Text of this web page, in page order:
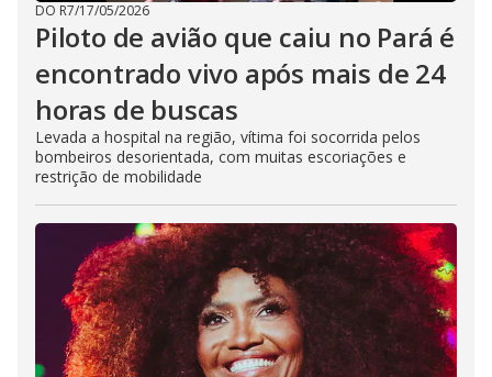
DO R7/17/05/2026
Piloto de avião que caiu no Pará é
encontrado vivo após mais de 24
horas de buscas
Levada a hospital na região, vítima foi socorrida pelos
bombeiros desorientada, com muitas escoriações e
restrição de mobilidade